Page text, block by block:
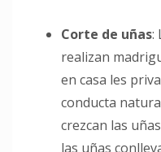
Corte de uñas:
realizan
en casa les
conducta
crezcan las
las uñas